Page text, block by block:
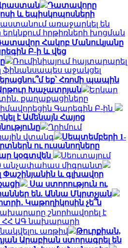
Վրաստան
Դատավորը
և եպիսկոպոսների
առաջարկել են
երկնքում հրթիռների խոցման
Հակոբ Մանուկյանը
Բ-ի և վեց
Ռումինիայում հայտարարել
ֆինանսապես աջակցել
եք՝ Հռոմի պապին
Խաչատրյան
Երկար
քաղաքացիները
Գարեգին Բ-ին
է Ամենայն Հայոց
Ղրիմում
վտանգ
Սեպտեմբերի 1-
ու ուսանողները
կօգտվեն
Սեուտայում
անչափահաս միգրանտ
Փաշինյանին և գլխավոր
Սա ստորություն ու
են. Աննա Մկրտչյան
Կաթողիկոսին չե՞ն
շնորհավորել է
ՀՀ ԱԳ նախարարի
առթիվ
Թուրքիան,
Արաբիան ստորագրել են